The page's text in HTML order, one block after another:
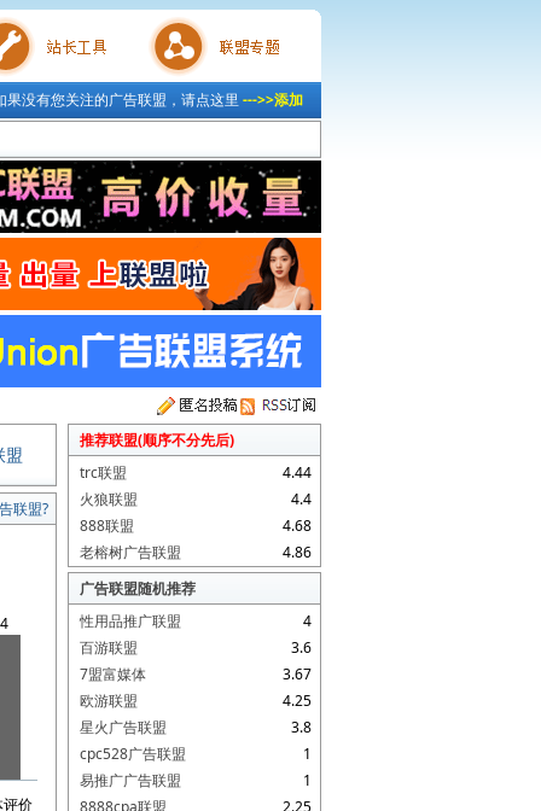
联盟专题
没有您关注的广告联盟，请点这里 --->>添加
盟
联盟?
4
评价
推荐联盟(顺序不分先后)
4.44
trc联盟
4.4
火狼联盟
4.68
888联盟
4.86
老榕树广告联盟
广告联盟随机推荐
4
性用品推广联盟
3.6
百游联盟
3.67
7盟富媒体
4.25
欧游联盟
3.8
星火广告联盟
1
cpc528广告联盟
1
易推广广告联盟
2.25
8888cpa联盟